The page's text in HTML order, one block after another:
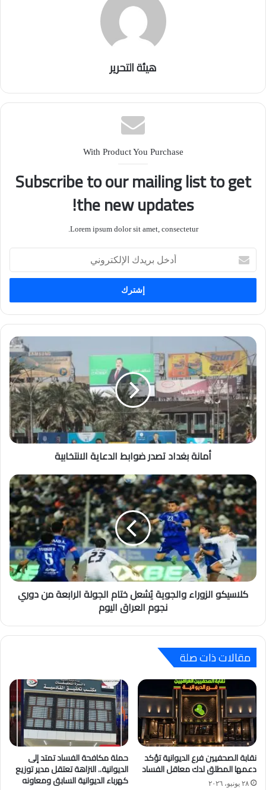
هيئة التحرير
With Product You Purchase
Subscribe to our mailing list to get
the new updates!
Lorem ipsum dolor sit amet, consectetur.
بريدك
الإلكتروني
أمانة بغداد تصدر ضوابط الدعاية الانتخابية
كلاسيكو الزوراء والجوية يُشعل ختام الجولة الرابعة من دوري
نجوم العراق اليوم
مقالات ذات صلة
نقابة الصحفيين فرع الديوانية تؤكد
دعمها المطلق لدك معاقل الفساد
٢٨ يونيو، ٢٠٢٦
حملة مكافحة الفساد تمتد إلى
الديوانية.. النزاهة تعتقل مدير توزيع
كهرباء الديوانية السابق ومعاونه